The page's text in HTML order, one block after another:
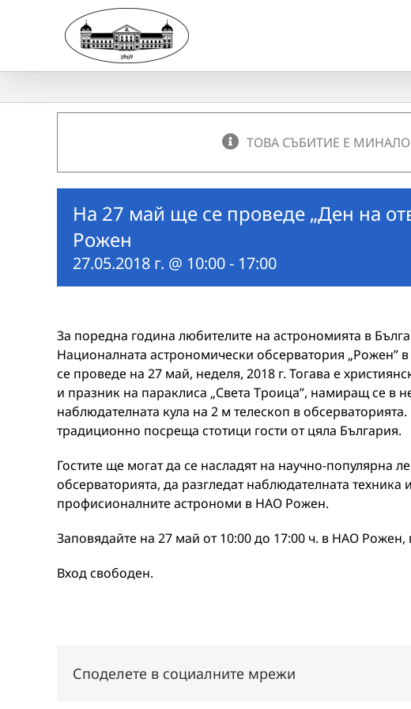
ТОВА СЪБИТИЕ Е
На 27 май ще се проведе „Ден на
Рожен
27.05.2018 г. @ 10:00- 17:00
За поредна година любителите на астрономията в
Националната астрономически обсерватория „Рожен”
се проведе на 27 май, неделя, 2018 г. Тогава е
и празник на параклиса „Света Троица”, намиращ се в
наблюдателната кула на 2 м телескоп в
традиционно посреща стотици гости от цяла България.
Гостите ще могат да се насладят на научно-популярна
обсерваторията, да разгледат наблюдателната техника
профисионалните астрономи в НАО Рожен.
Заповядайте на 27 май от 10:00 до 17:00 ч. в НАО Рожен,
Вход свободен.
Споделете в социалните мрежи